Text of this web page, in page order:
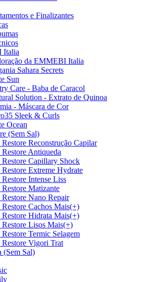
e Finalizantes
Italia
da EMMEBI Italia
Sahara Secrets
Sun
Care - Baba de Caracol
Solution - Extrato de Quinoa
- Máscara de Cor
Sleek & Curls
Ocean
(Sem Sal)
Reconstrução Capilar
Antiqueda
Restore Capillary Shock
Extreme Hydrate
Intense Liss
Matizante
Nano Repair
Cachos Mais(+)
Restore Hidrata Mais(+)
Restore Lisos Mais(+)
Termic Selagem
Restore Vigori Trat
(Sem Sal)